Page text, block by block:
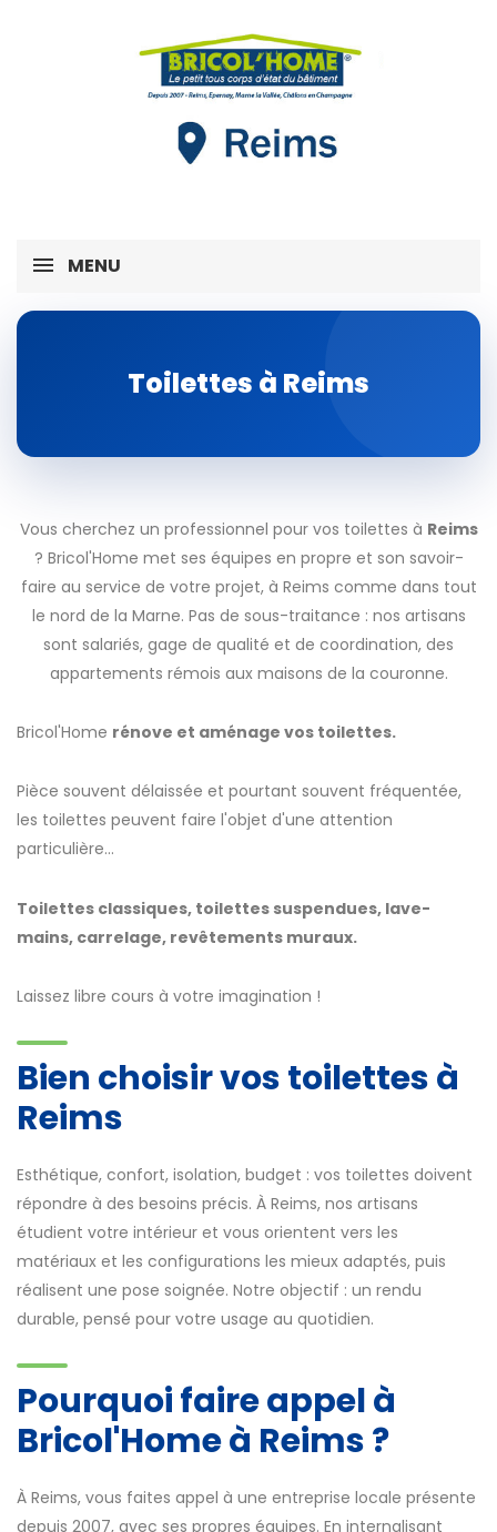
MENU
Toilettes à Reims
Vous cherchez un professionnel pour vos toilettes à Reims
? Bricol'Home met ses équipes en propre et son savoir-
faire au service de votre projet, à Reims comme dans tout
le nord de la Marne. Pas de sous-traitance : nos artisans
sont salariés, gage de qualité et de coordination, des
appartements rémois aux maisons de la couronne.
Bricol'Home rénove et aménage vos toilettes.
Pièce souvent délaissée et pourtant souvent fréquentée,
les toilettes peuvent faire l'objet d'une attention
particulière...
Toilettes classiques, toilettes suspendues, lave-
mains, carrelage, revêtements muraux.
Laissez libre cours à votre imagination !
Bien choisir vos toilettes à
Reims
Esthétique, confort, isolation, budget : vos toilettes doivent
répondre à des besoins précis. À Reims, nos artisans
étudient votre intérieur et vous orientent vers les
matériaux et les configurations les mieux adaptés, puis
réalisent une pose soignée. Notre objectif : un rendu
durable, pensé pour votre usage au quotidien.
Pourquoi faire appel à
Bricol'Home à Reims ?
À Reims, vous faites appel à une entreprise locale présente
depuis 2007, avec ses propres équipes. En internalisant